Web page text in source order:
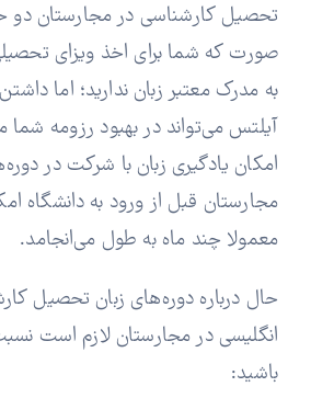
تحصیل کارشناسی در مجارستان دو
صورت که شما برای اخذ ویزای
به مدرک معتبر زبان ندارید؛ اما
آیلتس می‌تواند در بهبود رزومه شما
امکان یادگیری زبان با شرکت در
مجارستان قبل از ورود به دانشگاه
معمولا چند ماه به طول می‌انجامد.
حال درباره دوره‌های زبان تحصیل
انگلیسی در مجارستان لازم است
باشید: